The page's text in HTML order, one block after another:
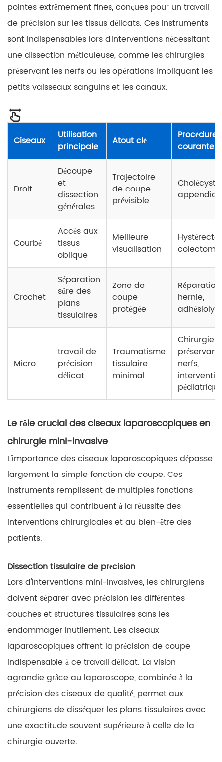
pointes extrêmement fines, conçues pour un travail
de précision sur les tissus délicats. Ces instruments
sont indispensables lors d'interventions nécessitant
une dissection méticuleuse, comme les chirurgies
préservant les nerfs ou les opérations impliquant les
petits vaisseaux sanguins et les canaux.
Ciseaux
Utilisation
principale
Atout clé
Procédures
courantes
Droit
Découpe
et
dissection
générales
Trajectoire
de coupe
prévisible
Courbé
Accès aux
tissus
oblique
Meilleure
visualisation
colectomie
Crochet
Séparation
sûre des
plans
tissulaires
Zone de
coupe
protégée
hernie,
Micro
travail de
précision
délicat
Traumatisme
tissulaire
minimal
Chirurgie
préservant
nerfs,
Le rôle crucial des ciseaux laparoscopiques en
chirurgie mini-invasive
L'importance des ciseaux laparoscopiques dépasse
largement la simple fonction de coupe. Ces
instruments remplissent de multiples fonctions
essentielles qui contribuent à la réussite des
interventions chirurgicales et au bien-être des
patients.
Dissection tissulaire de précision
Lors d'interventions mini-invasives, les chirurgiens
doivent séparer avec précision les différentes
couches et structures tissulaires sans les
endommager inutilement. Les ciseaux
laparoscopiques offrent la précision de coupe
indispensable à ce travail délicat. La vision
agrandie grâce au laparoscope, combinée à la
précision des ciseaux de qualité, permet aux
chirurgiens de disséquer les plans tissulaires avec
une exactitude souvent supérieure à celle de la
chirurgie ouverte.